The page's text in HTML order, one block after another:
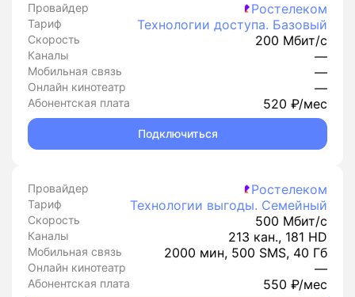
Провайдер Ростелеком
Тариф Технологии доступа. Базовый
Скорость 200 Мбит/с
Каналы —
Мобильная связь —
Онлайн кинотеатр —
Абонентская плата 520 ₽/мес
Подключиться
Провайдер Ростелеком
Тариф Технологии выгоды. Семейный
Скорость 500 Мбит/с
Каналы 213 кан., 181 HD
Мобильная связь 2000 мин, 500 SMS, 40 Гб
Онлайн кинотеатр —
Абонентская плата 550 ₽/мес